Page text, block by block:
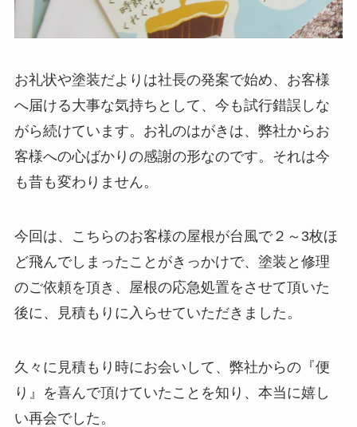
お礼状や塗装だよりは社長の発案で始め、お客様
へ届ける大事な気持ちとして、今も試行錯誤しな
がら続けています。お礼のはがきは、弊社からお
客様への心ばかりの感謝の形なのです。それは今
も昔も変わりません。
今回は、こちらのお客様の屋根が台風で２～3枚ほ
ど飛んでしまったことがきっかけで、塗装と修理
のご依頼を頂き、屋根の応急処置をさせて頂いた
後に、見積もりに入らせていただきました。
久々に見積もり時にお会いして、弊社からの『便
り』を喜んで頂けていたことを知り、本当に嬉し
い再会でした。